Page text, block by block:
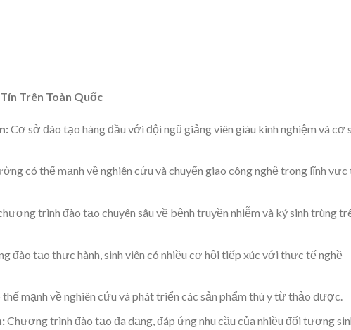
Trên Toàn Quốc
Cơ sở đào tạo hàng đầu với đội ngũ giảng viên giàu kinh nghiệm và cơ
có thế mạnh về nghiên cứu và chuyển giao công nghệ trong lĩnh vực
trình đào tạo chuyên sâu về bệnh truyền nhiễm và ký sinh trùng
đào tạo thực hành, sinh viên có nhiều cơ hội tiếp xúc với thực tế nghề
mạnh về nghiên cứu và phát triển các sản phẩm thú y từ thảo dược.
Chương trình đào tạo đa dạng, đáp ứng nhu cầu của nhiều đối tượng